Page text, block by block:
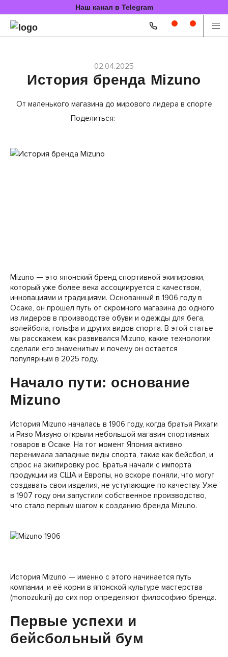
Наш канал в Telegram
02.04.2025
История бренда Mizuno
От маленького магазина до мирового лидера в спорте
Поделиться:
Mizuno — это японский бренд спортивной экипировки,
который уже более века ассоциируется с качеством,
инновациями и традициями. Основанный в 1906 году в
Осаке, он прошел путь от скромного магазина до одного
из лидеров в производстве обуви и одежды для бега,
волейбола, гольфа и других видов спорта. В этой статье
мы расскажем, как развивался Mizuno, какие технологии
сделали его знаменитым и почему он остается
популярным в 2025 году.
Начало пути: основание
Mizuno
История Mizuno началась в 1906 году, когда братья Рихати
и Ризо Мизуно открыли небольшой магазин спортивных
товаров в Осаке. На тот момент Япония активно
перенимала западные виды спорта, такие как бейсбол, и
спрос на экипировку рос. Братья начали с импорта
продукции из США и Европы, но вскоре поняли, что могут
создавать свои изделия, не уступающие по качеству. Уже
в 1907 году они запустили собственное производство,
что стало первым шагом к созданию бренда Mizuno.
История Mizuno — именно с этого начинается путь
компании, и её корни в японской культуре мастерства
(monozukuri) до сих пор определяют философию бренда.
Первые успехи и
бейсбольный бум